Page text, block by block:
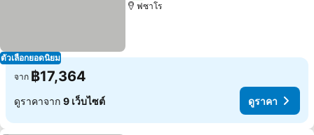
ตัวเลือกยอดนิยม
ฟซาโร
จาก ฿17,364
ดูราคาจาก 9 เว็บไซต์ ดูราคา